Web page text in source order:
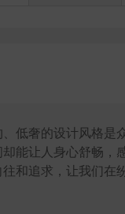
低奢的设计风格
能让人身心舒畅
和追求，让我们